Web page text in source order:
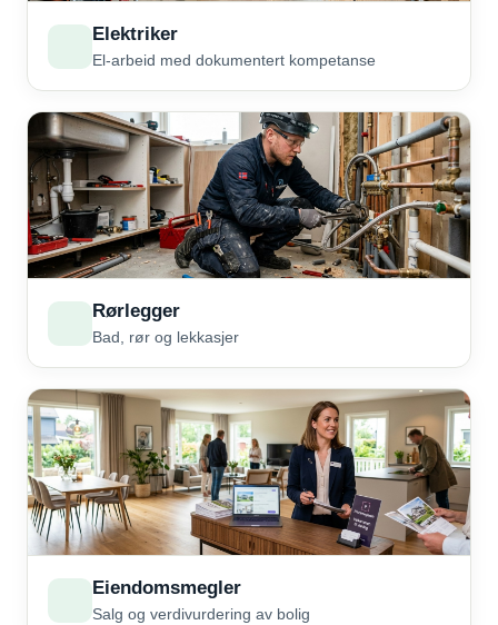
Elektriker
El-arbeid med dokumentert kompetanse
Rørlegger
Bad, rør og lekkasjer
Eiendomsmegler
Salg og verdivurdering av bolig